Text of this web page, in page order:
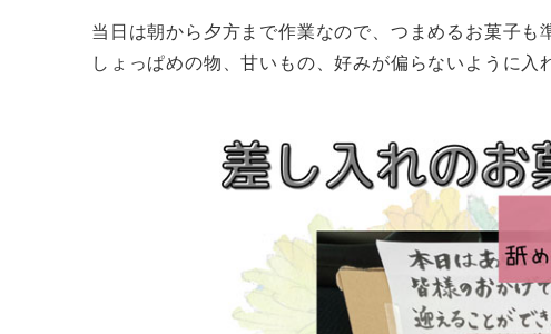
当日は朝から夕方まで作業なので、つまめるお菓子も
しょっぱめの物、甘いもの、好みが偏らないように入